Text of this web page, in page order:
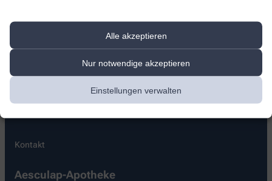
Alle akzeptieren
Nur notwendige akzeptieren
Einstellungen verwalten
Mehr lesen
Kontakt
Aesculap-Apotheke